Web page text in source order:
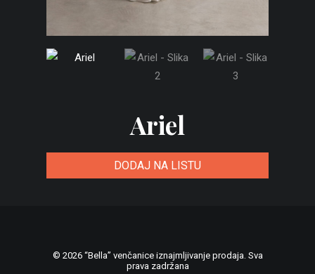
Ariel
DODAJ NA LISTU
© 2026 “Bella” venčanice iznajmljivanje prodaja. Sva
prava zadržana